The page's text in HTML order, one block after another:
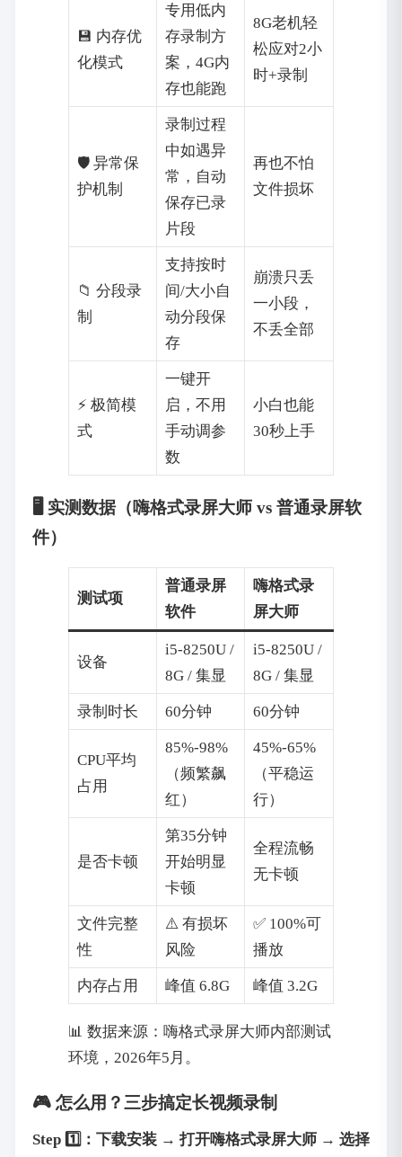
💾 内存优
化模式
专用低内
存录制方
案，4G内
存也能跑
8G老机轻
松应对2小
时+录制
🛡️ 异常保
护机制
录制过程
中如遇异
常，自动
保存已录
片段
再也不怕
文件损坏
📁 分段录
制
支持按时
间/大小自
动分段保
存
崩溃只丢
一小段，
不丢全部
⚡ 极简模
式
一键开
启，不用
手动调参
数
小白也能
30秒上手
🖥️ 实测数据（嗨格式录屏大师 vs 普通录屏软
件）
测试项
普通录屏
软件
嗨格式录
屏大师
设备
i5-8250U /
8G / 集显
i5-8250U /
8G / 集显
录制时长 60分钟 60分钟
CPU平均
占用
85%-98%
（频繁飙
红）
45%-65%
（平稳运
行）
是否卡顿
第35分钟
开始明显
卡顿
全程流畅
无卡顿
文件完整
性
⚠️ 有损坏
风险
✅ 100%可
播放
内存占用 峰值 6.8G 峰值 3.2G
📊 数据来源：嗨格式录屏大师内部测试
环境，2026年5月。
🎮 怎么用？三步搞定长视频录制
Step 1️⃣：下载安装 → 打开嗨格式录屏大师 → 选择